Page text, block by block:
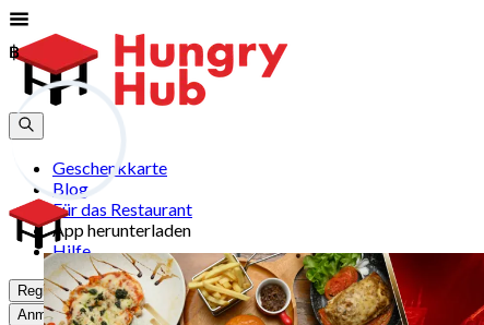
Geschenkkarte
Blog
Für das Restaurant
App herunterladen
Hilfe
Registrieren
Anmelden
฿
฿